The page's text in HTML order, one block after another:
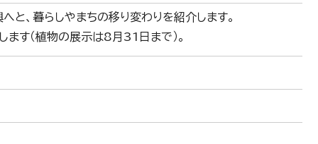
、暮らしやまちの移り変わりを紹介します。
す（植物の展示は8月31日まで）。